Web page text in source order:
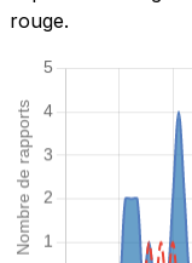
rouge.